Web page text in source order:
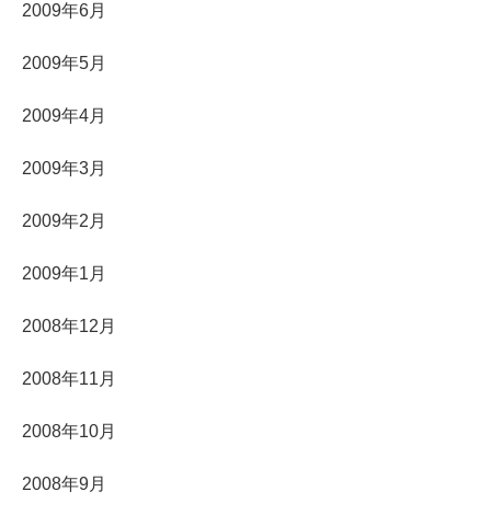
2009年6月
2009年5月
2009年4月
2009年3月
2009年2月
2009年1月
2008年12月
2008年11月
2008年10月
2008年9月